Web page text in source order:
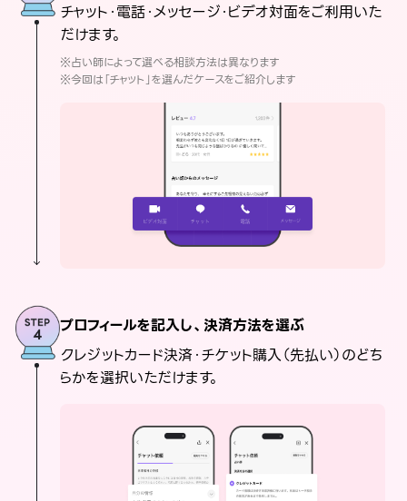
チャット・電話・メッセージ・ビデオ対面をご利用いた
だけます。
※占い師によって選べる相談方法は異なります
※今回は「チャット」を選んだケースをご紹介します
プロフィールを記入し、決済方法を選ぶ
クレジットカード決済・チケット購入（先払い）のどち
らかを選択いただけます。